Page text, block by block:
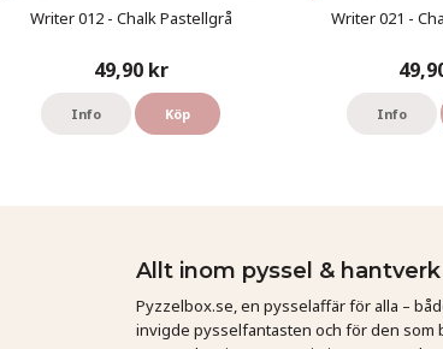
Writer 012 - Chalk Pastellgrå
49,90 kr
Info Köp
Writer 021 -
Info
Allt inom pyssel & hantverk
Pyzzelbox.se, en pysselaffär för alla –
invigde pysselfantasten och för den som